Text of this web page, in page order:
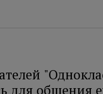
для общения